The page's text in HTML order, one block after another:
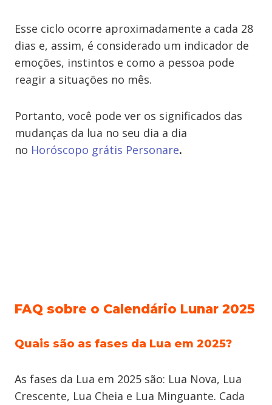
Esse ciclo ocorre aproximadamente a cada 28
dias e, assim, é considerado um indicador de
emoções, instintos e como a pessoa pode
reagir a situações no mês.
Portanto, você pode ver os significados das
mudanças da lua no seu dia a dia
no Horóscopo grátis Personare.
FAQ sobre o Calendário Lunar 2025
Quais são as fases da Lua em 2025?
As fases da Lua em 2025 são: Lua Nova, Lua
Crescente, Lua Cheia e Lua Minguante. Cada